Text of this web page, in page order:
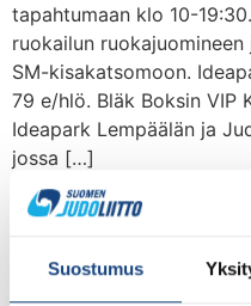
Suostumus
tapahtumaan klo 10-
ruokailun
SM-kisakatsomoon.
79 e/hlö. Bläk Boksin VIP
Ideapark Lempäälän ja
jossa […]
Kiitosten ja
aika judon